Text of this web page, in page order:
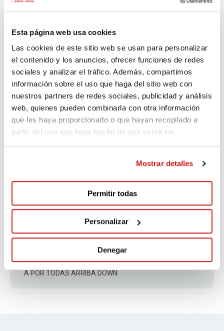
Esta página web usa cookies
Las cookies de este sitio web se usan para personalizar
el contenido y los anuncios, ofrecer funciones de redes
sociales y analizar el tráfico. Además, compartimos
información sobre el uso que haga del sitio web con
nuestros partners de redes sociales, publicidad y análisis
web, quienes pueden combinarla con otra información
que les haya proporcionado o que hayan recopilado a
partir del uso que haya hecho de sus servicios.
Mostrar detalles
Permitir todas
Personalizar
Denegar
10€ 139 days ago
Anabel
5€ 139 days ago
EVA MARIA
35€ 140 days ago
EVA MARIA
A POR TODAS ARRIBA DOWN